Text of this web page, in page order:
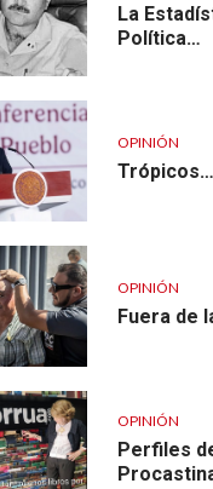
La
Política…
OPINIÓN
Trópicos…
OPINIÓN
Fuera de
OPINIÓN
Perfiles